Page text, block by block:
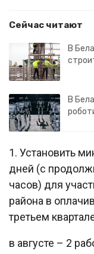
Сейчас читают
В
В
1. Установить
дней (с
часов) для
района в
третьем
в августе – 2